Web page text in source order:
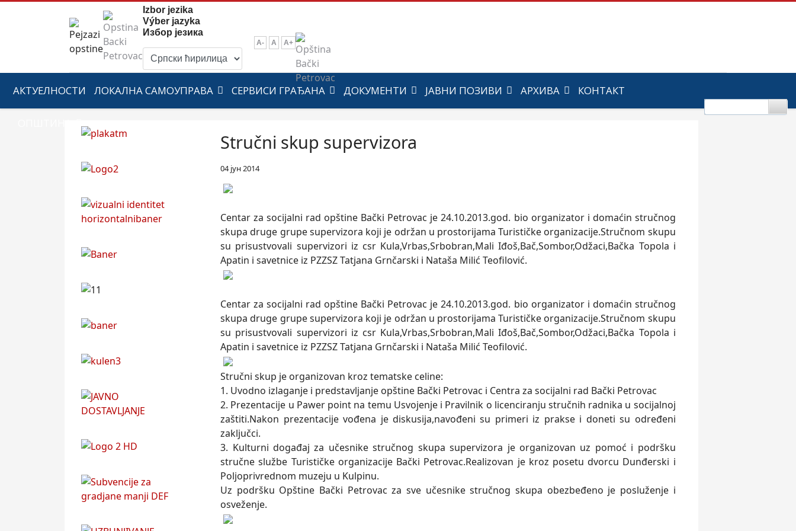
Izbor jezika
Výber jazyka
Избор језика
A- A A+
АКТУЕЛНОСТИ ЛОКАЛНА САМОУПРАВА СЕРВИСИ ГРАЂАНА ДОКУМЕНТИ ЈАВНИ ПОЗИВИ АРХИВА КОНТАКТ
Stručni skup supervizora
04 јун 2014
Centar za socijalni rad opštine Bački Petrovac je 24.10.2013.god. bio organizator i domaćin stručnog
skupa druge grupe supervizora koji je održan u prostorijama Turističke organizacije.Stručnom skupu
su prisustvovali supervizori iz csr Kula,Vrbas,Srbobran,Mali Iđoš,Bač,Sombor,Odžaci,Bačka Topola i
Apatin i savetnice iz PZZSZ Tatjana Grnčarski i Nataša Milić Teofilović.
Centar za socijalni rad opštine Bački Petrovac je 24.10.2013.god. bio organizator i domaćin stručnog
skupa druge grupe supervizora koji je održan u prostorijama Turističke organizacije.Stručnom skupu
su prisustvovali supervizori iz csr Kula,Vrbas,Srbobran,Mali Iđoš,Bač,Sombor,Odžaci,Bačka Topola i
Apatin i savetnice iz PZZSZ Tatjana Grnčarski i Nataša Milić Teofilović.
Stručni skup je organizovan kroz tematske celine:
1. Uvodno izlaganje i predstavljanje opštine Bački Petrovac i Centra za socijalni rad Bački Petrovac
2. Prezentacije u Pawer point na temu Usvojenje i Pravilnik o licenciranju stručnih radnika u socijalnoj
zaštiti.Nakon prezentacije vođena je diskusija,navođeni su primeri iz prakse i doneti su određeni
zaključci.
3. Kulturni događaj za učesnike stručnog skupa supervizora je organizovan uz pomoć i podršku
stručne službe Turističke organizacije Bački Petrovac.Realizovan je kroz posetu dvorcu Dunđerski i
Poljoprivrednom muzeju u Kulpinu.
Uz podršku Opštine Bački Petrovac za sve učesnike stručnog skupa obezbeđeno je posluženje i
osveženje.